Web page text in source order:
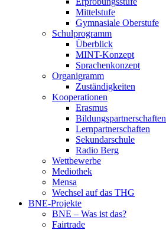
Mittelstufe
Gymnasiale Oberstufe
Schulprogramm
Überblick
MINT-Konzept
Sprachenkonzept
Organigramm
Zuständigkeiten
Kooperationen
Erasmus
Bildungspartnerschaften
Lernpartnerschaften
Sekundarschule
Radio Berg
Wettbewerbe
Mediothek
Mensa
Wechsel auf das THG
BNE-Projekte
BNE – Was ist das?
Fairtrade